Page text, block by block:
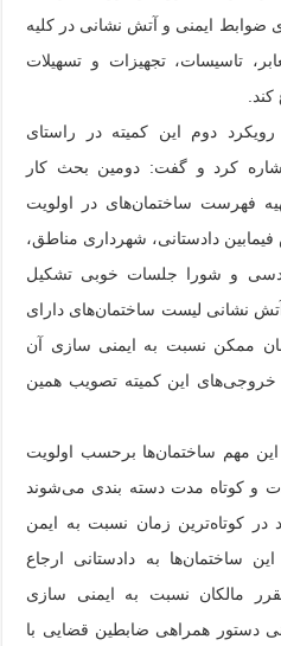
ضوابط ایمنی و آتش نشانی در کلیه
تاسیسات، تجهیزات و تسهیلات
دوم این کمیته در راستای
کرد و گفت: دومین بحث کار
فهرست ساختمان‌های در اولویت
دادستانی، شهرداری مناطق،
و شورا جلسات خوبی تشکیل
نشانی لیست ساختمان‌های دارای
ممکن نسبت به ایمنی سازی آن
خروجی‌های این کمیته تصویب همین
این مهم ساختمان‌ها برحسب اولویت
و کوتاه مدت دسته بندی می‌شوند
در کوتاه‌ترین زمان نسبت به ایمن
ساختمان‌ها به دادستانی ارجاع
مالکان نسبت به ایمنی سازی
دستور همراهی ضابطین قضایی با